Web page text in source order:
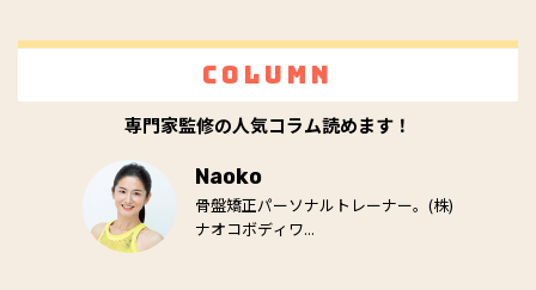
Column
専門家監修の人気コラム読めます！
Naoko
骨盤矯正パーソナルトレーナー。(株)
ナオコボディワ...